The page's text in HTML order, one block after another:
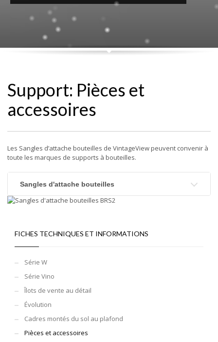
Support: Pièces et
accessoires
Les Sangles d’attache bouteilles de VintageView peuvent convenir à
toute les marques de supports à bouteilles.
Sangles d'attache bouteilles
FICHES TECHNIQUES ET INFORMATIONS
Série W
Série Vino
Îlots de vente au détail
Évolution
Cadres montés du sol au plafond
Pièces et accessoires